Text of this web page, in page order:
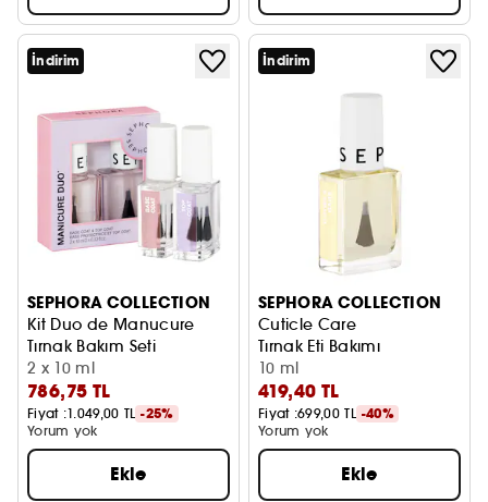
İndirim
SEPHORA COLLECTION
Kit Duo de Manucure
Tırnak Bakım Seti
2 x 10 ml
786,75 TL
Fiyat :1.049,00 TL -25%
Yorum yok
Ekle
İndirim
SEPHORA COLLECTION
Cuticle Care
Tırnak Eti Bakımı
10 ml
419,40 TL
Fiyat :699,00 TL -40%
Yorum yok
Ekle